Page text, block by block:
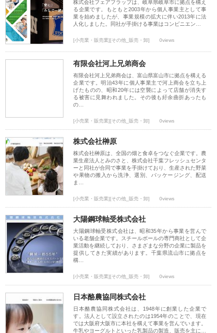
株式会社フェアフラップは、岐阜県岐阜市に拠点を構え
る企業です。もともと2003年から個人事業主として事
業を始めましたが、事業規模の拡大に伴い2013年に法
人化しました。同社が手掛ける事業はコンビニエン…
[小売業・販売業][その他_販売・卸] 0views
有限会社河上兄弟商会
有限会社河上兄弟商会は、富山県富山市に拠点を構える
企業です。明治43年に個人事業主で河上商会を立ち上
げたものの、昭和20年には空襲によって店舗が消失す
る被害に見舞われました。その後も紆余曲折あったも
の…
[小売業・販売業][その他_販売・卸] 0views
株式会社榊原
株式会社榊原は、全国の畑と食卓をつなぐ企業です。農
業生産法人とみのさと、株式会社千葉フレッシュセンタ
ーと同社が合同で事業を手掛けており、生産された野菜
や果物の搬入から洗浄、選別、パッケージング、配送
ま…
[小売業・販売業][その他_販売・卸] 0views
大陽鋼球軸受株式会社
大陽鋼球軸受株式会社は、昭和35年から事業を営んで
いる老舗企業です。スチールボールの専門商社として企
業活動を継続しており、さまざまな分野の企業に製品を
提供してきた実績があります。千葉県流山市に拠点を
構…
[小売業・販売業][その他_販売・卸] 0views
日本酪農協同株式会社
日本酪農協同株式会社は、1948年に創業した企業で
す。法人として設立されたのは1954年のことで、現在
では大阪府大阪市に本社を構えて事業を営んでいます。
牛乳やヨーグルトといった乳製品の製造、販売を主に…